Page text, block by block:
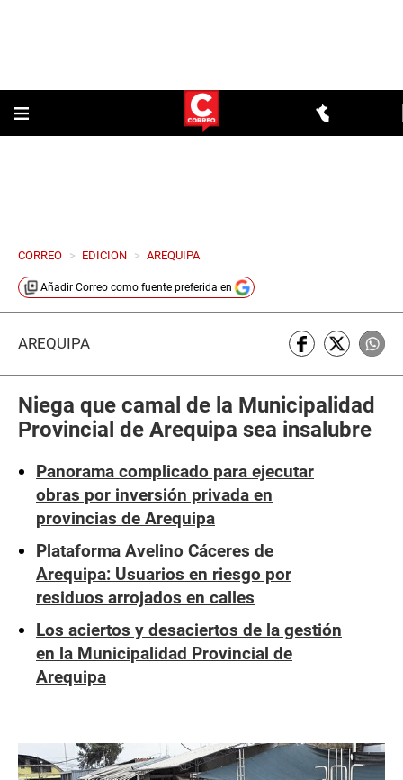
CORREO > EDICION > AREQUIPA
Añadir Correo como fuente preferida en
AREQUIPA
Niega que camal de la Municipalidad
Provincial de Arequipa sea insalubre
Panorama complicado para ejecutar
obras por inversión privada en
provincias de Arequipa
Plataforma Avelino Cáceres de
Arequipa: Usuarios en riesgo por
residuos arrojados en calles
Los aciertos y desaciertos de la gestión
en la Municipalidad Provincial de
Arequipa